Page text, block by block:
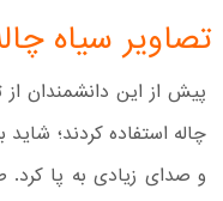
تصاویر سیاه
پیش از این دانشمندان
چاله استفاده کردند؛